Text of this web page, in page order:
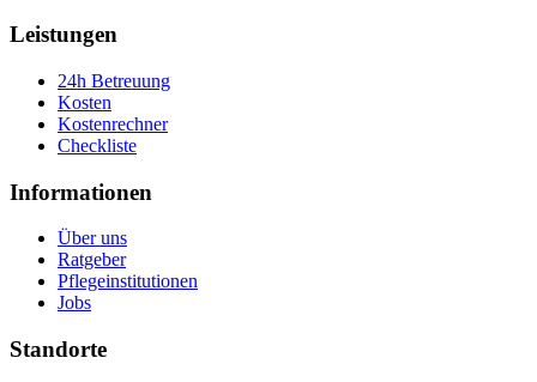
Leistungen
24h Betreuung
Kosten
Kostenrechner
Checkliste
Informationen
Über uns
Ratgeber
Pflegeinstitutionen
Jobs
Standorte